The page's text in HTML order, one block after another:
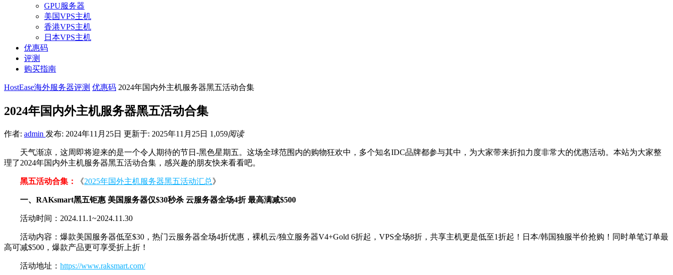
GPU服务器
美国VPS主机
香港VPS主机
日本VPS主机
优惠码
评测
购买指南
HostEase海外服务器评测 优惠码 2024年国内外主机服务器黑五活动合集
2024年国内外主机服务器黑五活动合集
作者: admin 发布: 2024年11月25日 更新于: 2025年11月25日 1,059阅读
天气渐凉，这周即将迎来的是一个令人期待的节日-黑色星期五。这场全球范围内的购物狂欢中，多个知名IDC品牌都参与其中，为大家带来折扣力度非常大的优惠活动。本站为大家整
理了2024年国内外主机服务器黑五活动合集，感兴趣的朋友快来看看吧。
黑五活动合集： 《2025年国外主机服务器黑五活动汇总》
一、RAKsmart黑五钜惠 美国服务器仅$30秒杀 云服务器全场4折 最高满减$500
活动时间：2024.11.1~2024.11.30
活动内容：爆款美国服务器低至$30，热门云服务器全场4折优惠，裸机云/独立服务器V4+Gold 6折起，VPS全场8折，共享主机更是低至1折起！日本/韩国独服半价抢购！同时单笔订单最
高可减$500，爆款产品更可享受折上折！
活动地址： https://www.raksmart.com/